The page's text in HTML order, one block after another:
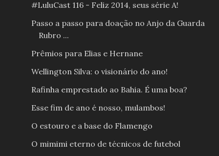
#LuluCast 116 - Feliz 2014, seus série A!
Passo a passo para doação no Anjo da Guarda
Rubro ...
Prêmios para Elias e Hernane
Wellington Silva: o visionário do ano!
Rafinha emprestado ao Bahia. É uma boa?
Esse fim de ano é nosso, mulambos!
O estouro e a base do Flamengo
O mimimi eterno de técnicos de futebol